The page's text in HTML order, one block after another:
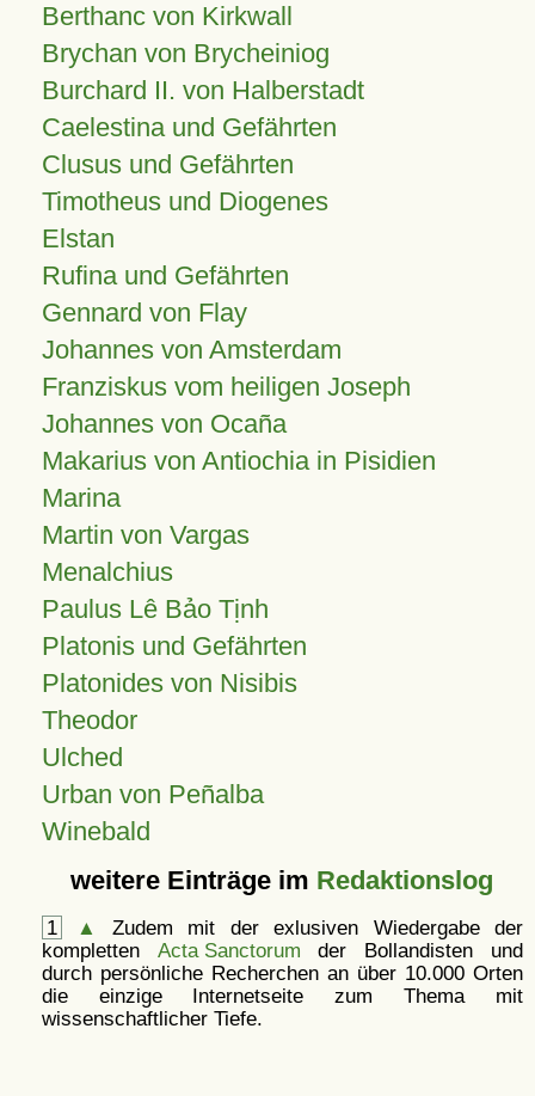
Berthanc von Kirkwall
Brychan von Brycheiniog
Burchard II. von Halberstadt
Caelestina und Gefährten
Clusus und Gefährten
Timotheus und Diogenes
Elstan
Rufina und Gefährten
Gennard von Flay
Johannes von Amsterdam
Franziskus vom heiligen Joseph
Johannes von Ocaña
Makarius von Antiochia in Pisidien
Marina
Martin von Vargas
Menalchius
Paulus Lê Bảo Tịnh
Platonis und Gefährten
Platonides von Nisibis
Theodor
Ulched
Urban von Peñalba
Winebald
weitere Einträge im Redaktionslog
1 ▲
Zudem mit der exlusiven Wiedergabe der
kompletten Acta Sanctorum der Bollandisten und
durch persönliche Recherchen an über 10.000 Orten
die einzige Internetseite zum Thema mit
wissenschaftlicher Tiefe.